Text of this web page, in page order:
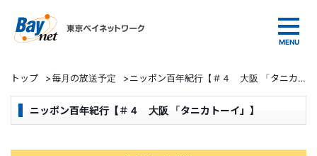
トップ >毎月の放送予定 >ニッポン百年紀行【＃４ 大阪 「タニカトーイ」】
ニッポン百年紀行【＃４ 大阪 「タニカトーイ」】